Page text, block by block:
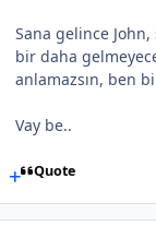
Sana gelince
bir daha
anlamazsın, ben
Vay be..
Quote